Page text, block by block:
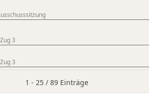
3
3
Limite der Paginierungsliste
1 - 25 / 89 Einträge